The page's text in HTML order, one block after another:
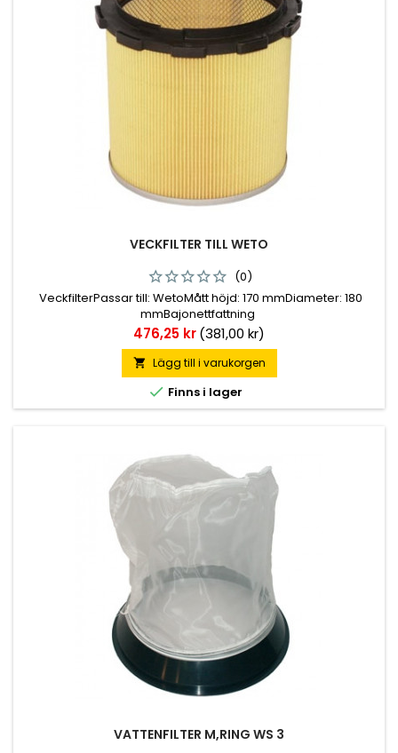
VECKFILTER TILL WETO
(0)
VeckfilterPassar till: WetoMått höjd: 170 mmDiameter: 180
mmBajonettfattning
Pris
476,25 kr(381,00 kr)
 Lägg till i varukorgen
 Finns i lager
VATTENFILTER M,RING WS 3